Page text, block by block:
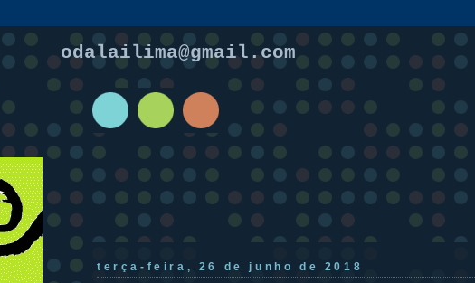
odalailima@gmail.com
terça-feira, 26 de junho de 2018